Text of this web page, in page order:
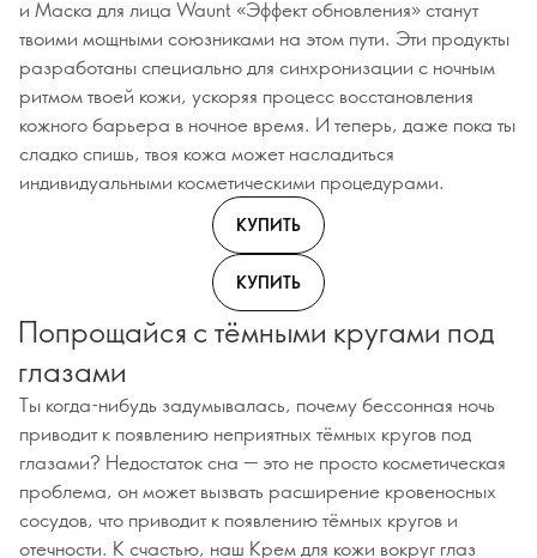
и Маска для лица Waunt «Эффект обновления» станут
твоими мощными союзниками на этом пути. Эти продукты
разработаны специально для синхронизации с ночным
ритмом твоей кожи, ускоряя процесс восстановления
кожного барьера в ночное время. И теперь, даже пока ты
сладко спишь, твоя кожа может насладиться
индивидуальными косметическими процедурами.
КУПИТЬ
КУПИТЬ
Попрощайся с тёмными кругами под
глазами
Ты когда-нибудь задумывалась, почему бессонная ночь
приводит к появлению неприятных тёмных кругов под
глазами? Недостаток сна — это не просто косметическая
проблема, он может вызвать расширение кровеносных
сосудов, что приводит к появлению тёмных кругов и
отечности. К счастью, наш Крем для кожи вокруг глаз